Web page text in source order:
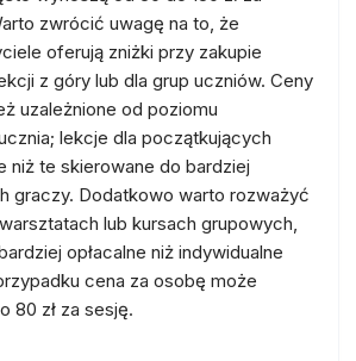
zwrócić uwagę na to, że
oferują zniżki przy zakupie
z góry lub dla grup uczniów. Ceny
uzależnione od poziomu
lekcje dla początkujących
niż te skierowane do bardziej
graczy. Dodatkowo warto rozważyć
lub kursach grupowych,
opłacalne niż indywidualne
cena za osobę może
80 zł za sesję.